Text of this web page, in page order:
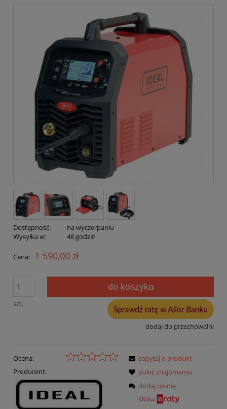
Dostępność:
na wyczerpaniu
Wysyłka w:
48 godzin
Cena: 1 590,00 zł
szt.
do koszyka
dodaj do przechowalni
Ocena:
Producent:
zapytaj o produkt
poleć znajomemu
dodaj opinię